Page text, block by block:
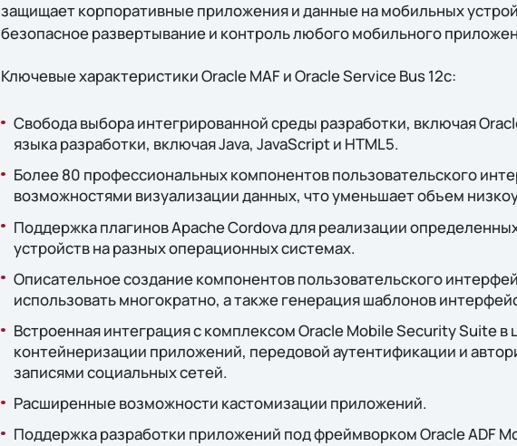
защищает корпоративные приложения и данные на мобильных
безопасное развертывание и контроль любого мобильного
Ключевые характеристики Oracle MAF и Oracle Service Bus 12c:
Свобода выбора интегрированной среды разработки, включая
языка разработки, включая Java, JavaScript и HTML5.
Более 80 профессиональных компонентов пользовательского
возможностями визуализации данных, что уменьшает объем
Поддержка плагинов Apache Cordova для реализации
устройств на разных операционных системах.
Описательное создание компонентов пользовательского
использовать многократно, а также генерация шаблонов
Встроенная интеграция с комплексом Oracle Mobile Security Suite
контейнеризации приложений, передовой аутентификации и
записями социальных сетей.
Расширенные возможности кастомизации приложений.
Поддержка разработки приложений под фреймворком Oracle ADF